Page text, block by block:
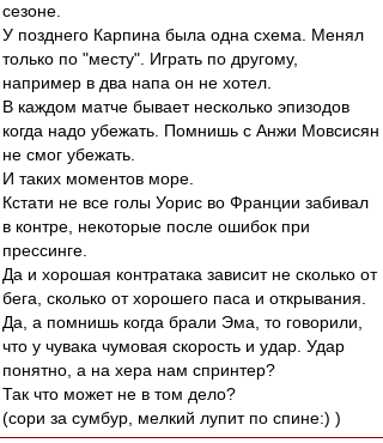
сезоне.
У позднего Карпина была одна схема. Менял
только по "месту". Играть по другому,
например в два напа он не хотел.
В каждом матче бывает несколько эпизодов
когда надо убежать. Помнишь с Анжи Мовсисян
не смог убежать.
И таких моментов море.
Кстати не все голы Уорис во Франции забивал
в контре, некоторые после ошибок при
прессинге.
Да и хорошая контратака зависит не сколько от
бега, сколько от хорошего паса и открывания.
Да, а помнишь когда брали Эма, то говорили,
что у чувака чумовая скорость и удар. Удар
понятно, а на хера нам спринтер?
Так что может не в том дело?
(сори за сумбур, мелкий лупит по спине:) )